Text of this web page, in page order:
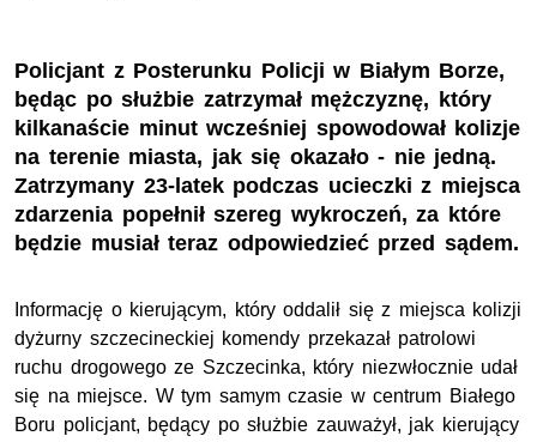
Policjant z Posterunku Policji w Białym Borze,
będąc po służbie zatrzymał mężczyznę, który
kilkanaście minut wcześniej spowodował kolizje
na terenie miasta, jak się okazało - nie jedną.
Zatrzymany 23-latek podczas ucieczki z miejsca
zdarzenia popełnił szereg wykroczeń, za które
będzie musiał teraz odpowiedzieć przed sądem.
Informację o kierującym, który oddalił się z miejsca kolizji
dyżurny szczecineckiej komendy przekazał patrolowi
ruchu drogowego ze Szczecinka, który niezwłocznie udał
się na miejsce. W tym samym czasie w centrum Białego
Boru policjant, będący po służbie zauważył, jak kierujący